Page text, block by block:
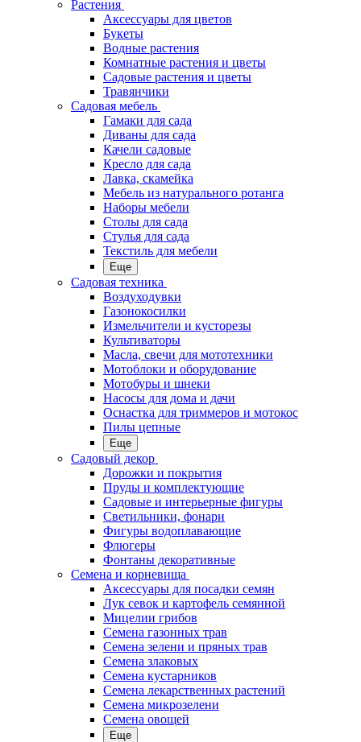
Растения
Аксессуары для цветов
Букеты
Водные растения
Комнатные растения и цветы
Садовые растения и цветы
Травянчики
Садовая мебель
Гамаки для сада
Диваны для сада
Качели садовые
Кресло для сада
Лавка, скамейка
Мебель из натурального ротанга
Наборы мебели
Столы для сада
Стулья для сада
Текстиль для мебели
Еще
Садовая техника
Воздуходувки
Газонокосилки
Измельчители и кусторезы
Культиваторы
Масла, свечи для мототехники
Мотоблоки и оборудование
Мотобуры и шнеки
Насосы для дома и дачи
Оснастка для триммеров и мотокос
Пилы цепные
Еще
Садовый декор
Дорожки и покрытия
Пруды и комплектующие
Садовые и интерьерные фигуры
Светильники, фонари
Фигуры водоплавающие
Флюгеры
Фонтаны декоративные
Семена и корневища
Аксессуары для посадки семян
Лук севок и картофель семянной
Мицелии грибов
Семена газонных трав
Семена зелени и пряных трав
Семена злаковых
Семена кустарников
Семена лекарственных растений
Семена микрозелени
Семена овощей
Еще